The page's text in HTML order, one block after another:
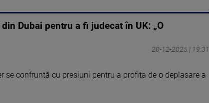
Dubai pentru a fi judecat în UK: „O
20-12-2025 | 19:31
se confruntă cu presiuni pentru a profita de o deplasare a